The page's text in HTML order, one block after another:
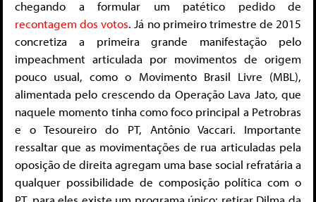
chegando a formular um patético pedido de
recontagem dos votos. Já no primeiro trimestre de 2015
concretiza a primeira grande manifestação pelo
impeachment articulada por movimentos de origem
pouco usual, como o Movimento Brasil Livre (MBL),
alimentada pelo crescendo da Operação Lava Jato, que
naquele momento tinha como foco principal a Petrobras
e o Tesoureiro do PT, Antônio Vaccari. Importante
ressaltar que as movimentações de rua articuladas pela
oposição de direita agregam uma base social refratária a
qualquer possibilidade de composição política com o